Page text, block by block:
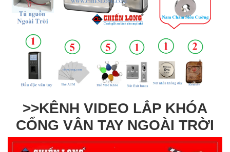
>>KÊNH VIDEO LẮP KHÓA
CỔNG VÂN TAY NGOÀI TRỜI